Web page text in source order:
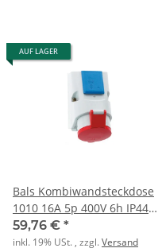
AUF LAGER
Bals Kombiwandsteckdose
1010 16A 5p 400V 6h IP44
GT
59,76 € *
inkl. 19% USt. , zzgl.Versand